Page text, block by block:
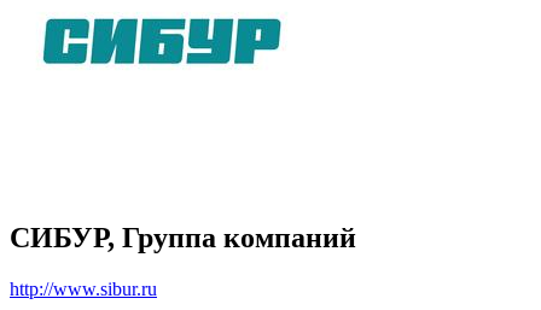
СИБУР, Группа компаний
http://www.sibur.ru